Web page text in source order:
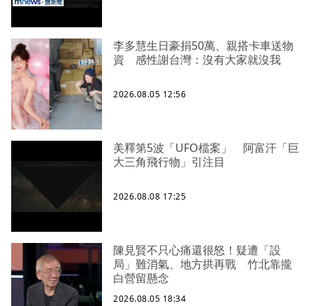
李多慧生日豪捐50萬、親搭卡車送物
資 感性謝台灣：沒有大家就沒我
2026.08.05 12:56
美釋第5波「UFO檔案」 阿富汗「巨
大三角飛行物」引注目
2026.08.08 17:25
陳見賢不只心痛還很怒！疑遭「設
局」難消氣、地方拱再戰 竹北靠攏
白營留懸念
2026.08.05 18:34